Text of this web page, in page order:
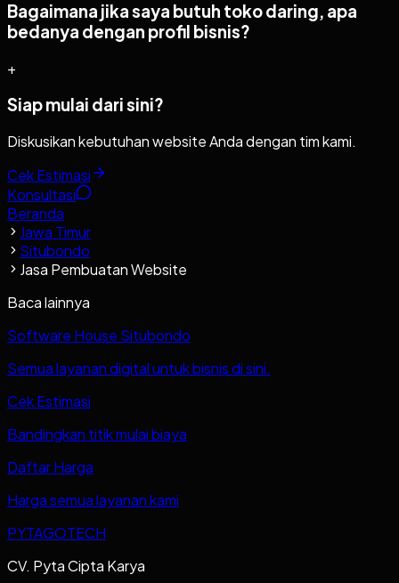
Bagaimana jika saya butuh toko daring, apa
bedanya dengan profil bisnis?
+
Siap mulai dari sini?
Diskusikan kebutuhan website Anda dengan tim kami.
Cek Estimasi
Konsultasi
Beranda
Jawa Timur
Situbondo
Jasa Pembuatan Website
Baca lainnya
Software House Situbondo
Semua layanan digital untuk bisnis di sini.
Cek Estimasi
Bandingkan titik mulai biaya
Daftar Harga
Harga semua layanan kami
PYTAGOTECH
CV. Pyta Cipta Karya